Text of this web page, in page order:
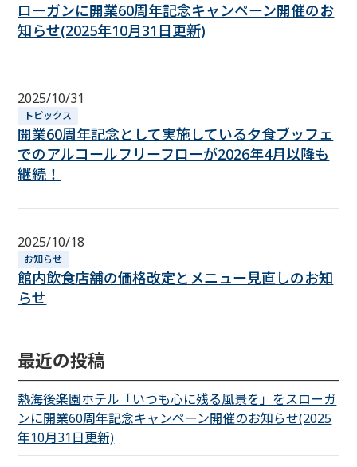
ローガンに開業60周年記念キャンペーン開催のお
知らせ(2025年10月31日更新)
2025/10/31
トピックス
開業60周年記念として実施している夕食ブッフェ
でのアルコールフリーフローが2026年4月以降も
継続！
2025/10/18
お知らせ
館内飲食店舗の価格改定とメニュー見直しのお知
らせ
最近の投稿
熱海後楽園ホテル「いつも心に残る風景を」をスローガ
ンに開業60周年記念キャンペーン開催のお知らせ(2025
年10月31日更新)